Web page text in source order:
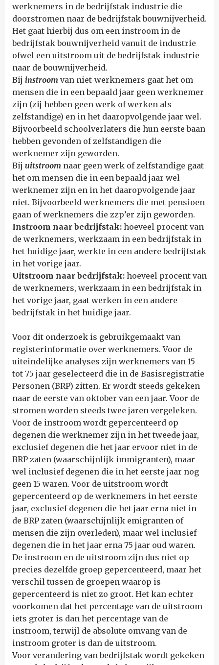
werknemers in de bedrijfstak industrie die
doorstromen naar de bedrijfstak bouwnijverheid.
Het gaat hierbij dus om een instroom in de
bedrijfstak bouwnijverheid vanuit de industrie
ofwel een uitstroom uit de bedrijfstak industrie
naar de bouwnijverheid.
Bij instroom van niet-werknemers gaat het om
mensen die in een bepaald jaar geen werknemer
zijn (zij hebben geen werk of werken als
zelfstandige) en in het daaropvolgende jaar wel.
Bijvoorbeeld schoolverlaters die hun eerste baan
hebben gevonden of zelfstandigen die
werknemer zijn geworden.
Bij uitstroom naar geen werk of zelfstandige gaat
het om mensen die in een bepaald jaar wel
werknemer zijn en in het daaropvolgende jaar
niet. Bijvoorbeeld werknemers die met pensioen
gaan of werknemers die zzp’er zijn geworden.
Instroom naar bedrijfstak: hoeveel procent van
de werknemers, werkzaam in een bedrijfstak in
het huidige jaar, werkte in een andere bedrijfstak
in het vorige jaar.
Uitstroom naar bedrijfstak: hoeveel procent van
de werknemers, werkzaam in een bedrijfstak in
het vorige jaar, gaat werken in een andere
bedrijfstak in het huidige jaar.
Voor dit onderzoek is gebruikgemaakt van
registerinformatie over werknemers. Voor de
uiteindelijke analyses zijn werknemers van 15
tot 75 jaar geselecteerd die in de Basisregistratie
Personen (BRP) zitten. Er wordt steeds gekeken
naar de eerste van oktober van een jaar. Voor de
stromen worden steeds twee jaren vergeleken.
Voor de instroom wordt gepercenteerd op
degenen die werknemer zijn in het tweede jaar,
exclusief degenen die het jaar ervoor niet in de
BRP zaten (waarschijnlijk immigranten), maar
wel inclusief degenen die in het eerste jaar nog
geen 15 waren. Voor de uitstroom wordt
gepercenteerd op de werknemers in het eerste
jaar, exclusief degenen die het jaar erna niet in
de BRP zaten (waarschijnlijk emigranten of
mensen die zijn overleden), maar wel inclusief
degenen die in het jaar erna 75 jaar oud waren.
De instroom en de uitstroom zijn dus niet op
precies dezelfde groep gepercenteerd, maar het
verschil tussen de groepen waarop is
gepercenteerd is niet zo groot. Het kan echter
voorkomen dat het percentage van de uitstroom
iets groter is dan het percentage van de
instroom, terwijl de absolute omvang van de
instroom groter is dan de uitstroom.
Voor verandering van bedrijfstak wordt gekeken